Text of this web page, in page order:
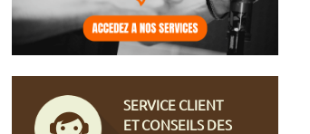
SERVICE CLIENT
ET CONSEILS DES